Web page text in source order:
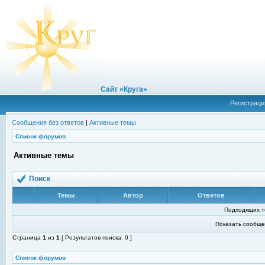
Сайт «Круга»
Сообщения без ответов | Активные темы
Список форумов
Активные темы
Поиск
Темы Автор Ответов
Подходящих
Показать
Страница 1 из 1 [ Результатов поиска: 0 ]
Список форумов